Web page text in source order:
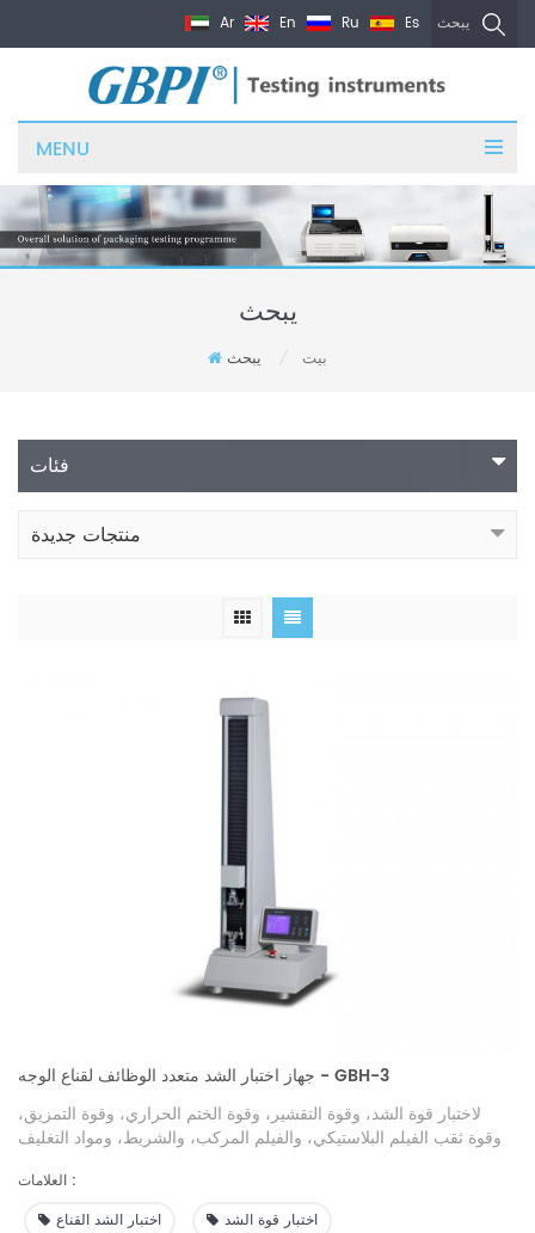
يبحث Ar En Ru Es
MENU
يبحث
بيت يبحث
فئات
منتجات جديدة
جهاز اختبار الشد متعدد الوظائف لقناع الوجه - GBH-3
لاختبار قوة الشد، وقوة التقشير، وقوة الختم الحراري، وقوة التمزيق،
وقوة ثقب الفيلم البلاستيكي، والفيلم المركب، والشريط، ومواد التغليف
التعبئة والتغليف الأخرى
العلامات :
اختبار الشد القناع
اختبار قوة الشد